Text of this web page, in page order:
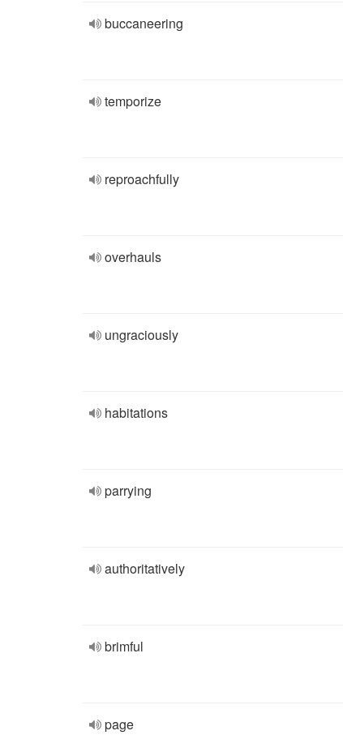
buccaneering
temporize
reproachfully
overhauls
ungraciously
habitations
parrying
authoritatively
brimful
page